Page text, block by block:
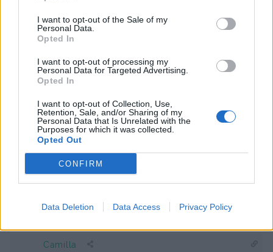
I want to opt-out of the Sale of my
Personal Data.
Opted In
I want to opt-out of processing my
Personal Data for Targeted Advertising.
Opted In
I want to opt-out of Collection, Use,
Retention, Sale, and/or Sharing of my
Personal Data that Is Unrelated with the
Purposes for which it was collected.
Opted Out
CONFIRM
Data Deletion Data Access Privacy Policy
Jenny Warsen
Vi har skissat upp det själva, sen har en möbelsnickare
gjort det 🙂
0 Svara
Mian på Finaste mattan
11 år sedan
Vad bra det blev! : )
Svara
Camilla